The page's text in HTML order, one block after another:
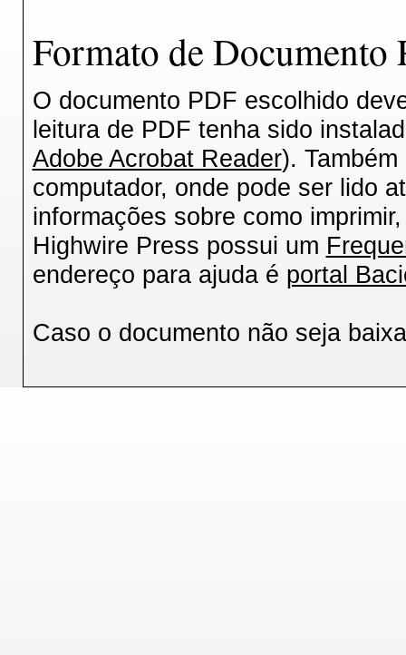
Formato de
O documento PDF escolhido
leitura de PDF tenha sido
Adobe Acrobat Reader).
computador, onde pode ser lido
informações sobre como
Highwire Press possui um
endereço para ajuda é portal
Caso o documento não seja